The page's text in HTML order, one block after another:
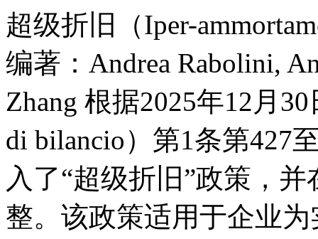
超级折旧（Iper-
编著：Andrea Rabolini,
Zhang 根据2025年12月
di bilancio）第1条第427
入了“超级折旧”政策，
整。该政策适用于企业